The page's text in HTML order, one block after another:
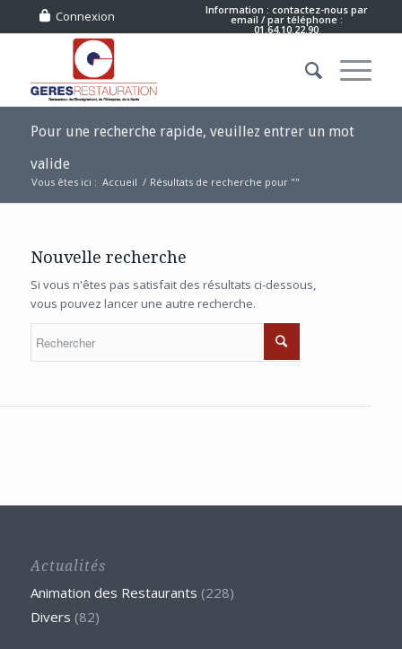
Connexion Information : contactez-nous par
email / par téléphone :
01.64.10.22.90
Pour une recherche rapide, veuillez entrer un mot
valide
Vous êtes ici : Accueil / Résultats de recherche pour ""
Nouvelle recherche
Si vous n'êtes pas satisfait des résultats ci-dessous,
vous pouvez lancer une autre recherche.
Actualités
Animation des Restaurants (228)
Divers (82)